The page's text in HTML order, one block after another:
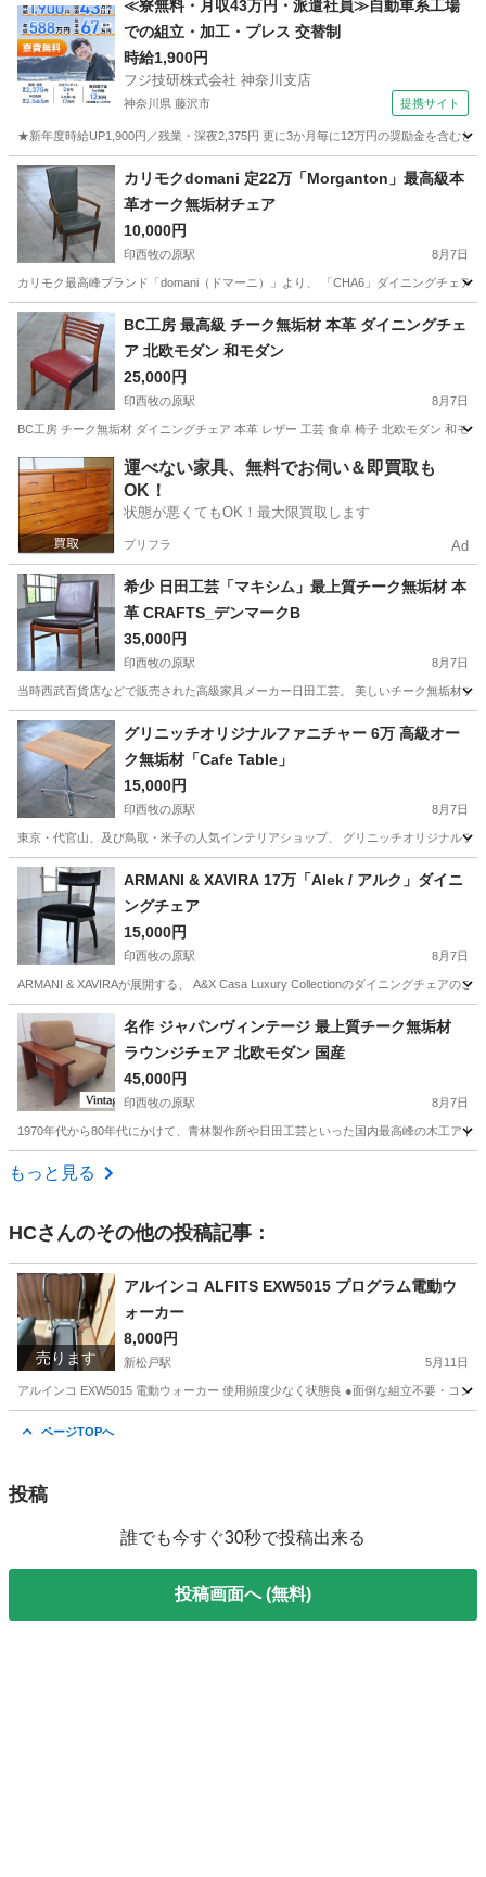
≪寮無料・月収43万円・派遣社員≫自動車系工場
での組立・加工・プレス 交替制
時給1,900円
フジ技研株式会社 神奈川支店
神奈川県 藤沢市 提携サイト
★新年度時給UP1,900円／残業・深夜2,375円 更に3か月毎に12万円の奨励金を含む
神奈川 藤沢市 その他
カリモクdomani 定22万「Morganton」最高級本
革オーク無垢材チェア
10,000円
印西牧の原駅 8月7日
カリモク最高峰ブランド「domani（ドマーニ）」より、 「CHA6」ダイニングチェ
千葉 印西市 印西牧の原駅 椅子 本革
BC工房 最高級 チーク無垢材 本革 ダイニングチェ
ア 北欧モダン 和モダン
25,000円
印西牧の原駅 8月7日
BC工房 チーク無垢材 ダイニングチェア 本革 レザー 工芸 食卓 椅子 北欧モダン 和モ
千葉 印西市 印西牧の原駅 椅子 本革
運べない家具、無料でお伺い＆即買取も
OK！
状態が悪くてもOK！最大限買取します
プリフラ Ad
希少 日田工芸「マキシム」最上質チーク無垢材 本
革 CRAFTS_デンマークB
35,000円
印西牧の原駅 8月7日
当時西武百貨店などで販売された高級家具メーカー日田工芸。 美しいチーク無垢材
千葉 印西市 印西牧の原駅 椅子
グリニッチオリジナルファニチャー 6万 高級オー
ク無垢材「Cafe Table」
15,000円
印西牧の原駅 8月7日
東京・代官山、及び鳥取・米子の人気インテリアショップ、 グリニッチオリジナル
千葉 印西市 テーブル 無垢材
ARMANI & XAVIRA 17万「Alek / アルク」ダイニ
ングチェア
15,000円
印西牧の原駅 8月7日
ARMANI & XAVIRAが展開する、 A&X Casa Luxury Collectionのダイニングチェアの
千葉 印西市 印西牧の原駅 ダイニング
名作 ジャパンヴィンテージ 最上質チーク無垢材
ラウンジチェア 北欧モダン 国産
45,000円
印西牧の原駅 8月7日
1970年代から80年代にかけて、青林製作所や日田工芸といった国内最高峰の木工ア
千葉 印西市
もっと見る
HCさんのその他の投稿記事：
売ります
アルインコ ALFITS EXW5015 プログラム電動ウ
ォーカー
8,000円
新松戸駅 5月11日
アルインコ EXW5015 電動ウォーカー 使用頻度少なく状態良 ●面倒な組立不要・コン
ページTOPへ
投稿
誰でも今すぐ30秒で投稿出来る
投稿画面へ (無料)